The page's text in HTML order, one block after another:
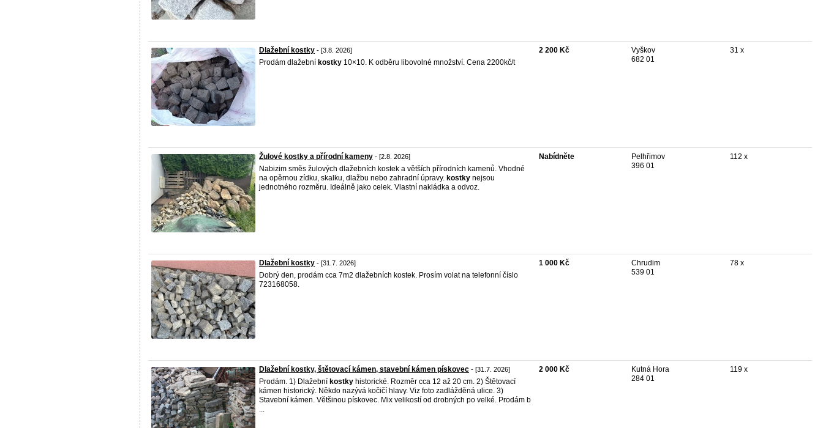
Dlažební kostky - [3.8. 2026]
Prodám dlažební kostky 10×10. K odběru libovolné množství. Cena 2200kč/t
2 200 Kč
Vyškov
682 01
31 x
Žulové kostky a přírodní kameny - [2.8. 2026]
Nabizim směs žulových dlažebních kostek a větších přírodních kamenů. Vhodné
na opěrnou zídku, skalku, dlažbu nebo zahradní úpravy. kostky nejsou
jednotného rozměru. Ideálně jako celek. Vlastní nakládka a odvoz.
Nabídněte
Pelhřimov
396 01
112 x
Dlažební kostky - [31.7. 2026]
Dobrý den, prodám cca 7m2 dlažebních kostek. Prosím volat na telefonní číslo
723168058.
1 000 Kč
Chrudim
539 01
78 x
Dlažební kostky, štětovací kámen, stavební kámen pískovec - [31.7. 2026]
Prodám. 1) Dlažební kostky historické. Rozměr cca 12 až 20 cm. 2) Štětovací
kámen historický. Někdo nazývá kočičí hlavy. Viz foto zadlážděná ulice. 3)
Stavební kámen. Většinou pískovec. Mix velikostí od drobných po velké. Prodám b
...
2 000 Kč
Kutná Hora
284 01
119 x